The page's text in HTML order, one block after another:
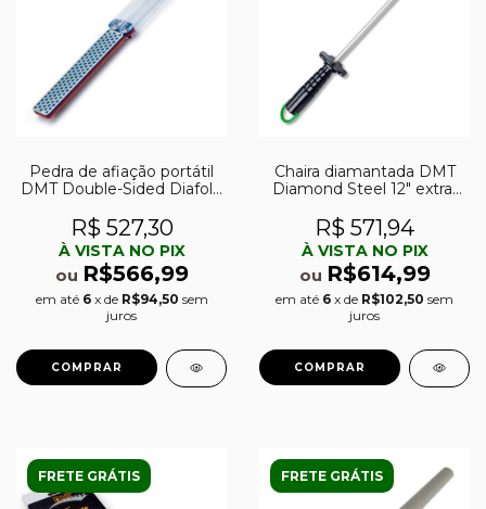
Pedra de afiação portátil
DMT Double-Sided Diafold
R$ 527,30
À VISTA NO PIX
ou R$566,99
em até 6 x de R$94,50 sem
juros
Chaira diamantada DMT
Diamond Steel 12″ extra-
R$ 571,94
À VISTA NO PIX
ou R$614,99
em até 6 x de R$102,50 sem
juros
FRETE GRÁTIS FRETE GRÁTIS